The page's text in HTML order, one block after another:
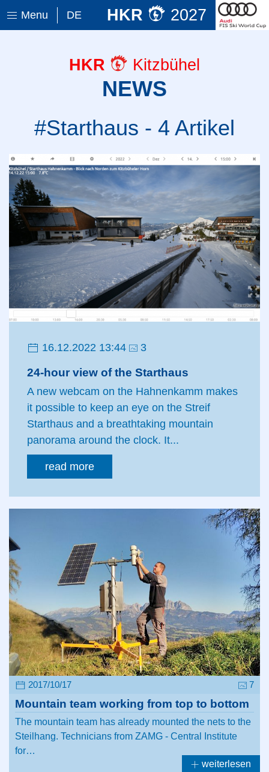
Menu DE HKR 2027
HKR Kitzbühel
NEWS
#Starthaus - 4 Artikel
16.12.2022 13:44 3
24-hour view of the Starthaus
A new webcam on the Hahnenkamm makes
it possible to keep an eye on the Streif
Starthaus and a breathtaking mountain
panorama around the clock. It...
read more
2017/10/17 7
Mountain team working from top to bottom
The mountain team has already mounted the nets to the
Steilhang. Technicians from ZAMG - Central Institute
for…
weiterlesen